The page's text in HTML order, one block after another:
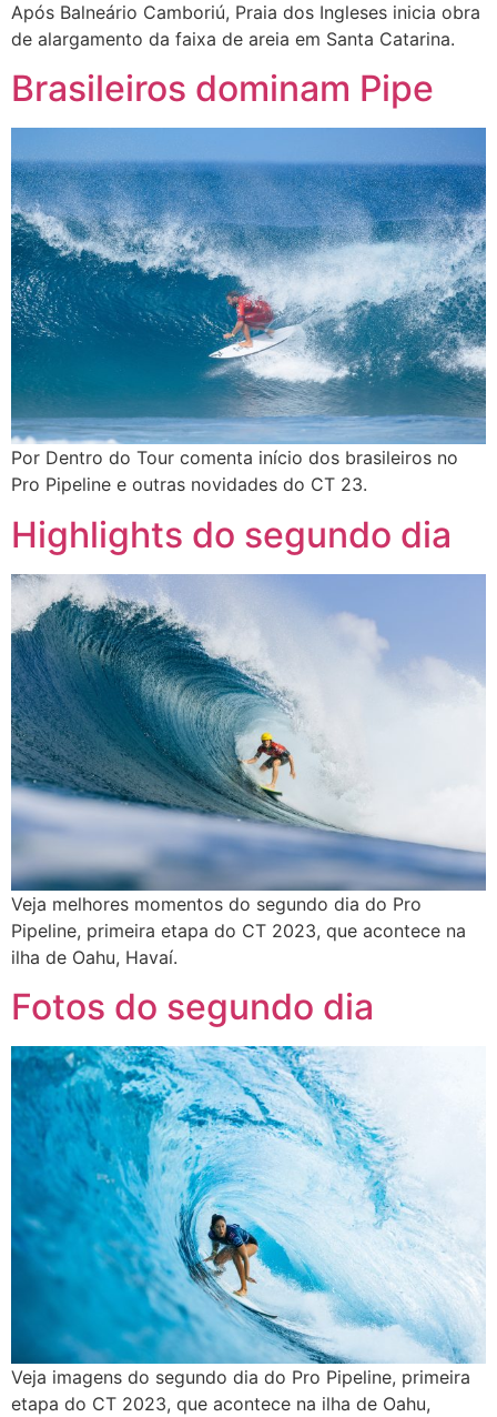
Após Balneário Camboriú, Praia dos Ingleses inicia obra
de alargamento da faixa de areia em Santa Catarina.
Brasileiros dominam Pipe
Por Dentro do Tour comenta início dos brasileiros no
Pro Pipeline e outras novidades do CT 23.
Highlights do segundo dia
Veja melhores momentos do segundo dia do Pro
Pipeline, primeira etapa do CT 2023, que acontece na
ilha de Oahu, Havaí.
Fotos do segundo dia
Veja imagens do segundo dia do Pro Pipeline, primeira
etapa do CT 2023, que acontece na ilha de Oahu,